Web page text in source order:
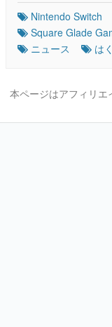
Nintendo Switch
Square Glade
ニュース
は
本ページはアフィリ